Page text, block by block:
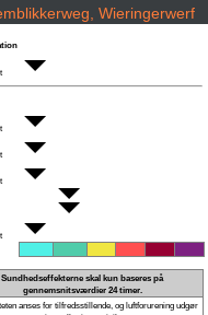
Wieringerwerf
Sundhedseffekterne skal kun baseres på
gennemsnitsværdier 24 timer.
anses for tilfredsstillende, og luftforurening udgør